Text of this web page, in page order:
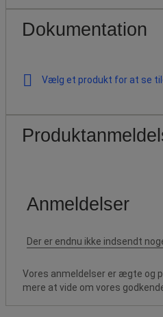
Dokumentation
Vælg et produkt for at se
Vores anmeldelser er ægte og
mere at vide om vores